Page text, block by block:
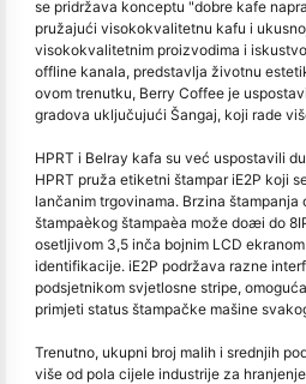
se pridržava konceptu "dobre kafe
pružajući visokokvalitetnu kafu i
visokokvalitetnim proizvodima i
offline kanala, predstavlja životnu
ovom trenutku, Berry Coffee je
gradova uključujući Šangaj, koji rade
HPRT i Belray kafa su već uspostavili
HPRT pruža etiketni štampar iE2P koji
lančanim trgovinama. Brzina štampanja
štampaèkog štampaèa može doæi do
osetljivom 3,5 inča bojnim LCD
identifikacije. iE2P podržava razne
podsjetnikom svjetlosne stripe,
primjeti status štampačke mašine
Trenutno, ukupni broj malih i srednjih
više od pola cijele industrije za